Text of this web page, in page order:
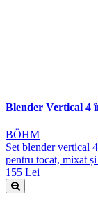
Blender Vertical 4
BÖHM
Set blender vertical
pentru tocat, mixat
155 Lei